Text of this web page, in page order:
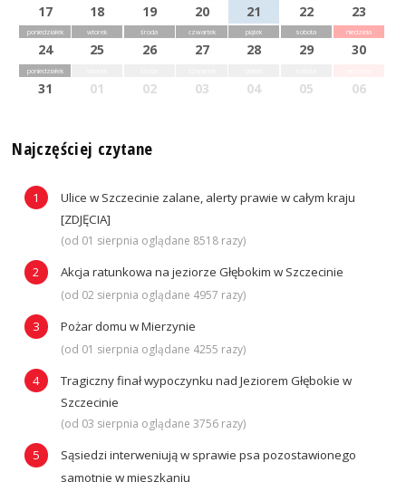
17 18 19 20 21 22 23
poniedziałek
24
wtorek
25
środa
26
czwartek
27
piątek
28
sobota
29
niedziela
30
poniedziałek
31 01 02 03 04 05 06
Najczęściej czytane
Ulice w Szczecinie zalane, alerty prawie w całym kraju
[ZDJĘCIA]
(od 01 sierpnia oglądane 8518 razy)
Akcja ratunkowa na jeziorze Głębokim w Szczecinie
(od 02 sierpnia oglądane 4957 razy)
Pożar domu w Mierzynie
(od 01 sierpnia oglądane 4255 razy)
Tragiczny finał wypoczynku nad Jeziorem Głębokie w
Szczecinie
(od 03 sierpnia oglądane 3756 razy)
Sąsiedzi interweniują w sprawie psa pozostawionego
samotnie w mieszkaniu